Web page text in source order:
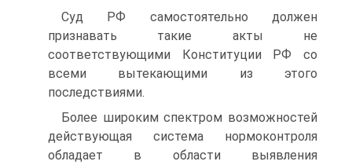
Суд РФ самостоятельно должен
признавать такие акты не
соответствующими Конституции РФ со
всеми вытекающими из этого
последствиями.
Более широким спектром возможностей
действующая система нормоконтроля
обладает в области выявления